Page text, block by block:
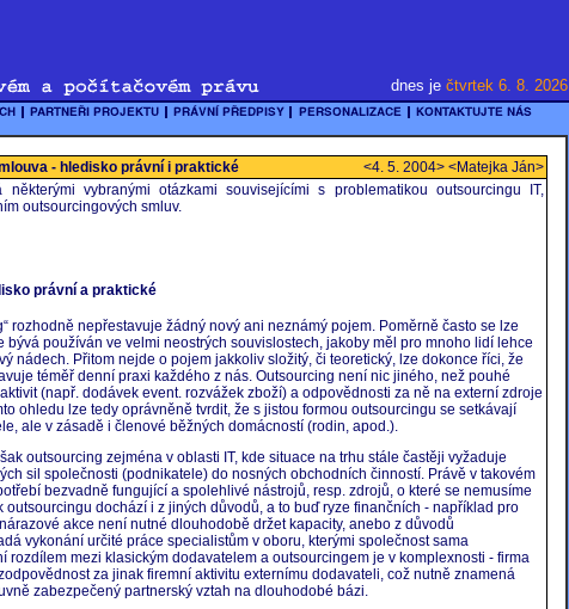
dnes je čtvrtek 6. 8. 2026
- hledisko právní i praktické
<4. 5. 2004> <Matejka Ján>
některými vybranými otázkami souvisejícími s problematikou outsourcingu IT,
outsourcingových smluv.
právní a praktické
rozhodně nepřestavuje žádný nový ani neznámý pojem. Poměrně často se lze
bývá používán ve velmi neostrých souvislostech, jakoby měl pro mnoho lidí lehce
nádech. Přitom nejde o pojem jakkoliv složitý, či teoretický, lze dokonce říci, že
téměř denní praxi každého z nás. Outsourcing není nic jiného, než pouhé
(např. dodávek event. rozvážek zboží) a odpovědnosti za ně na externí zdroje
ohledu lze tedy oprávněně tvrdit, že s jistou formou outsourcingu se setkávají
ale v zásadě i členové běžných domácností (rodin, apod.).
outsourcing zejména v oblasti IT, kde situace na trhu stále častěji vyžaduje
sil společnosti (podnikatele) do nosných obchodních činností. Právě v takovém
bezvadně fungující a spolehlivé nástrojů, resp. zdrojů, o které se nemusíme
outsourcingu dochází i z jiných důvodů, a to buď ryze finančních - například pro
akce není nutné dlouhodobě držet kapacity, anebo z důvodů
vykonání určité práce specialistům v oboru, kterými společnost sama
rozdílem mezi klasickým dodavatelem a outsourcingem je v komplexnosti - firma
za jinak firemní aktivitu externímu dodavateli, což nutně znamená
zabezpečený partnerský vztah na dlouhodobé bázi.